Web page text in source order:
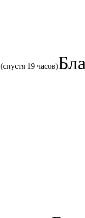
(спустя 19 часов)